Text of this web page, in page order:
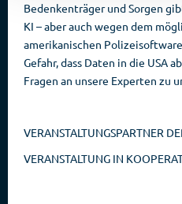
Bedenkenträger und Sorgen
KI – aber auch wegen dem
amerikanischen
Gefahr, dass Daten in die USA
Fragen an unsere Experten zu
VERANSTALTUNGSPARTNER
VERANSTALTUNG IN